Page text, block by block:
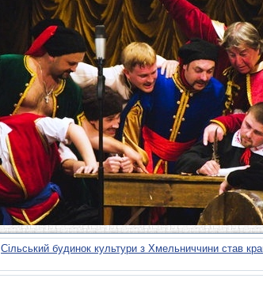
Сільський будинок культури з Хмельниччини став